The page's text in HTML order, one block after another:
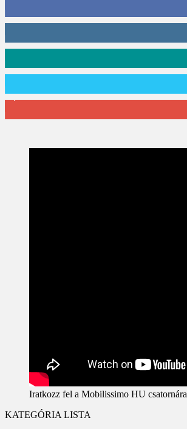
Iratkozz fel a Mobilissimo HU csatornára
KATEGÓRIA LISTA